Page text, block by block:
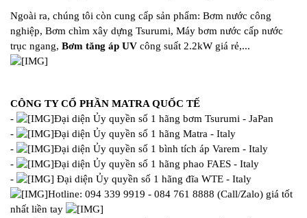
Ngoài ra, chúng tôi còn cung cấp sản phẩm: Bơm nước công
nghiệp, Bơm chìm xây dựng Tsurumi, Máy bơm nước cấp nước
trục ngang, Bơm tăng áp UV công suất 2.2kW giá rẻ,...
CÔNG TY CỔ PHẦN MATRA QUỐC TẾ
-
Đại diện Ủy quyền số 1 hãng bơm Tsurumi - JaPan
-
Đại diện Ủy quyền số 1 hãng Matra - Italy
-
Đại diện Ủy quyền số 1 bình tích áp Varem - Italy
-
Đại diện Ủy quyền số 1 hãng phao FAES - Italy
-
Đại diện Ủy quyền số 1 hãng đĩa WTE - Italy
Hotline: 094 339 9919 - 084 761 8888 (Call/Zalo) giá tốt
nhất liền tay